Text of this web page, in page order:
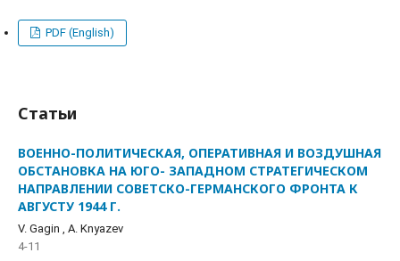
PDF (English)
Статьи
ВОЕННО-ПОЛИТИЧЕСКАЯ, ОПЕРАТИВНАЯ И ВОЗДУШНАЯ
ОБСТАНОВКА НА ЮГО- ЗАПАДНОМ СТРАТЕГИЧЕСКОМ
НАПРАВЛЕНИИ СОВЕТСКО-ГЕРМАНСКОГО ФРОНТА К
АВГУСТУ 1944 Г.
V. Gagin , A. Knyazev
4-11